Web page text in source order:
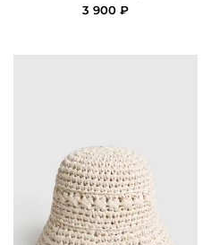
3 900 ₽